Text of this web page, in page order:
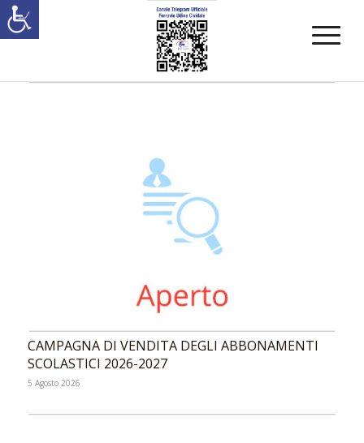
CAMPAGNA DI VENDITA DEGLI ABBONAMENTI
SCOLASTICI 2026-2027
5 Agosto 2026